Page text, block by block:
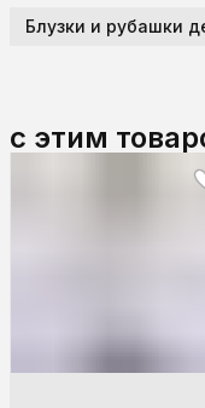
Блузки и рубашки
с этим